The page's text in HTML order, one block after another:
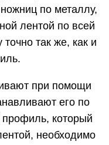
по металлу,
лентой по всей
так же, как и
при помощи
его по
который
необходимо